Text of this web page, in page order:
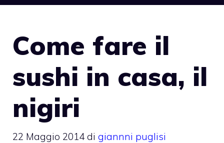
Come fare il
sushi in casa, il
nigiri
22 Maggio 2014 di giannni puglisi